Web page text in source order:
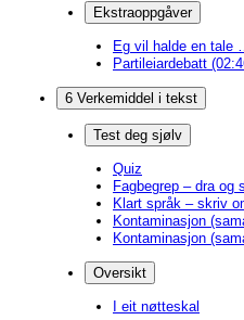
Ekstraoppgåver
Eg vil halde en tale
Partileiardebatt
6 Verkemiddel i tekst
Test deg sjølv
Quiz
Fagbegrep – dra og
Klart språk – skriv
Kontaminasjon
Kontaminasjon
Oversikt
I eit nøtteskal